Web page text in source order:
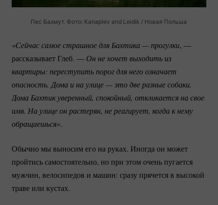
Пес Бахмут. Фото: Kanaplev and Leidik / Новая Польша
«Сейчас самое страшное для Бахтика — прогулки, —
рассказывает Глеб. — Он не хочет выходить из
квартиры: переступить порог для него означает
опасность. Дома и на улице — это две разные собаки.
Дома Бахтик уверенный, спокойный, откликается на свое
имя. На улице он растерян, не реагирует, когда к нему
обращаешься».
Обычно мы выносим его на руках. Иногда он может
пройтись самостоятельно, но при этом очень пугается
мужчин, велосипедов и машин: сразу прячется в высокой
траве или кустах.